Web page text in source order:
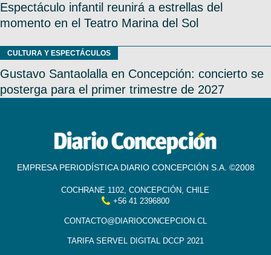
Espectáculo infantil reunirá a estrellas del
momento en el Teatro Marina del Sol
CULTURA Y ESPECTÁCULOS
Gustavo Santaolalla en Concepción: concierto se
posterga para el primer trimestre de 2027
EMPRESA PERIODÍSTICA DIARIO CONCEPCIÓN S.A. ©2008
COCHRANE 1102, CONCEPCIÓN, CHILE
+56 41 2396800
CONTACTO@DIARIOCONCEPCION.CL
TARIFA SERVEL DIGITAL DCCP 2021